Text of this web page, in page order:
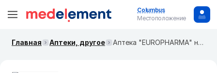
Columbus
Местоположение
Главная Аптеки, другое Аптека "EUROPHARMA" на Ауэзова 22B